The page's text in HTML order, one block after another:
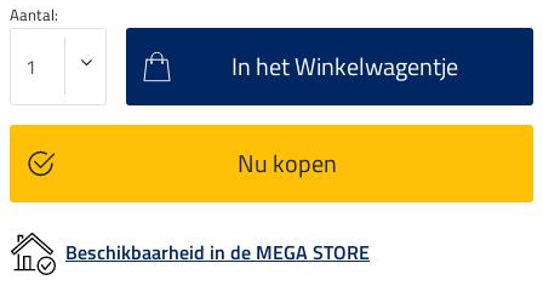
Aantal:
In het Winkelwagentje
Nu kopen
Beschikbaarheid in de MEGA STORE